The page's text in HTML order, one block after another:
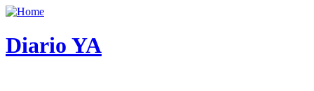
Diario YA